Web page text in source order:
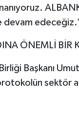
ÖNEMLİ BİR
Birliği Başkanı
sektör